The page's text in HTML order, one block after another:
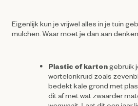
Eigenlijk kun je vrijwel alles in je tuin
mulchen. Waar moet je dan aan
Plastic of kartongebruik
wortelonkruid zoals
bedekt kale grond met
dit af met wat zwaarder